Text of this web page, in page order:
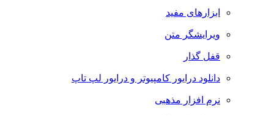
ابزارهای مفید
ویرایشگر متن
قفل گذار
دانلود درایور کامپیوتر و درایور لپ تاپ
نرم افزار مذهبی